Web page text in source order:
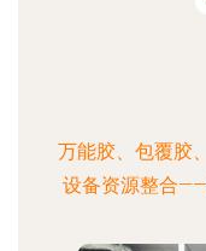
万能胶、包覆胶
设备资源整合